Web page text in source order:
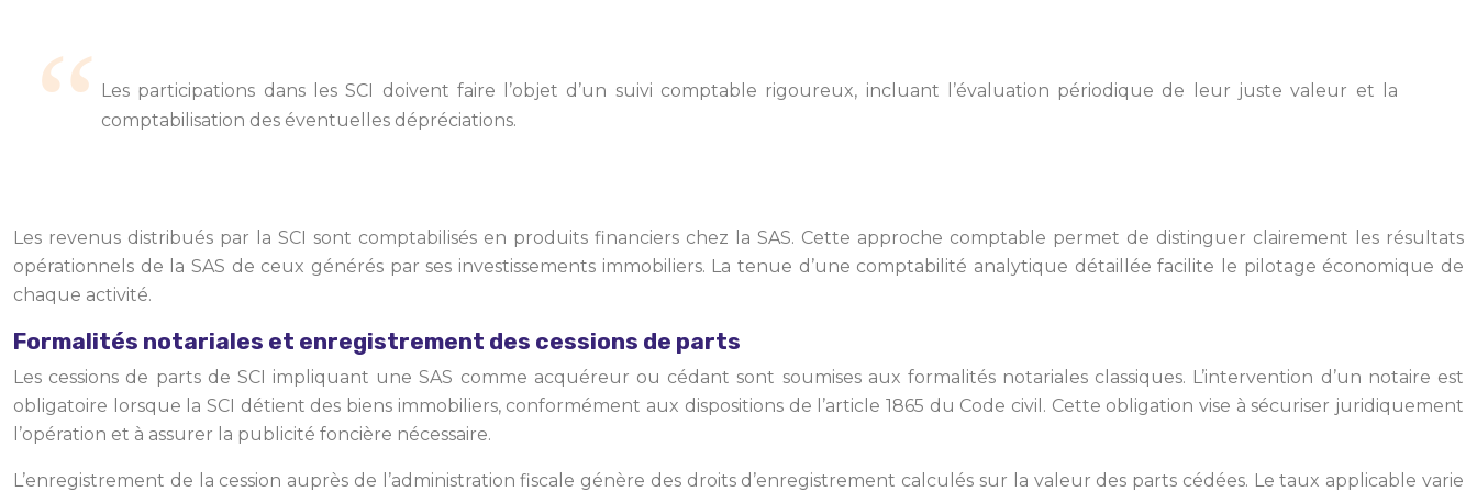
Les participations dans les SCI doivent faire l’objet d’un suivi comptable rigoureux, incluant l’évaluation périodique de leur juste valeur et la
comptabilisation des éventuelles dépréciations.
Les revenus distribués par la SCI sont comptabilisés en produits financiers chez la SAS. Cette approche comptable permet de distinguer clairement les résultats
opérationnels de la SAS de ceux générés par ses investissements immobiliers. La tenue d’une comptabilité analytique détaillée facilite le pilotage économique de
chaque activité.
Formalités notariales et enregistrement des cessions de parts
Les cessions de parts de SCI impliquant une SAS comme acquéreur ou cédant sont soumises aux formalités notariales classiques. L’intervention d’un notaire est
obligatoire lorsque la SCI détient des biens immobiliers, conformément aux dispositions de l’article 1865 du Code civil. Cette obligation vise à sécuriser juridiquement
l’opération et à assurer la publicité foncière nécessaire.
L’enregistrement de la cession auprès de l’administration fiscale génère des droits d’enregistrement calculés sur la valeur des parts cédées. Le taux applicable varie